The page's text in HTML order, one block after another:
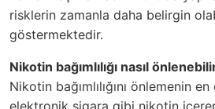
risklerin zamanla daha belirgin
göstermektedir.
Nikotin bağımlılığı nasıl
Nikotin bağımlılığını önlemenin